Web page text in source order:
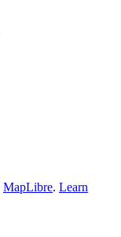
MapLibre. Learn